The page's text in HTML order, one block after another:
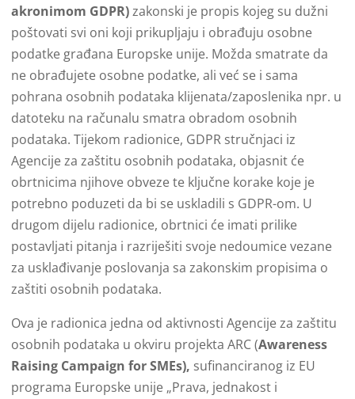
akronimom GDPR)zakonski je propis kojeg su dužni
poštovati svi oni koji prikupljaju i obrađuju osobne
podatke građana Europske unije. Možda smatrate da
ne obrađujete osobne podatke, ali već se i sama
pohrana osobnih podataka klijenata/zaposlenika npr. u
datoteku na računalu smatra obradom osobnih
podataka. Tijekom radionice, GDPR stručnjaci iz
Agencije za zaštitu osobnih podataka, objasnit će
obrtnicima njihove obveze te ključne korake koje je
potrebno poduzeti da bi se uskladili s GDPR-om. U
drugom dijelu radionice, obrtnici će imati prilike
postavljati pitanja i razriješiti svoje nedoumice vezane
za usklađivanje poslovanja sa zakonskim propisima o
zaštiti osobnih podataka.
Ova je radionica jedna od aktivnosti Agencije za zaštitu
osobnih podataka u okviru projekta ARC (Awareness
Raising Campaign for SMEs), sufinanciranog iz EU
programa Europske unije „Prava, jednakost i